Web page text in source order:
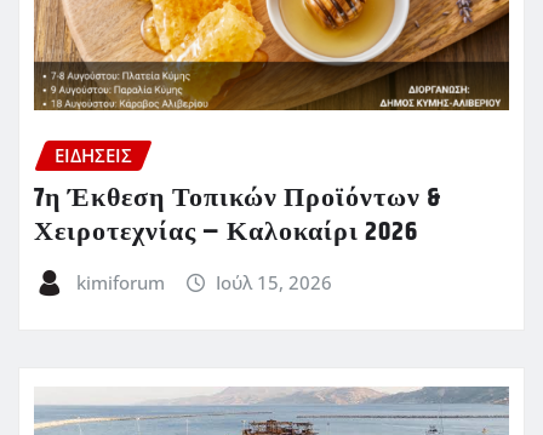
ΕΙΔΗΣΕΙΣ
7η Έκθεση Τοπικών Προϊόντων &
Χειροτεχνίας – Καλοκαίρι 2026
kimiforum Ιούλ 15, 2026